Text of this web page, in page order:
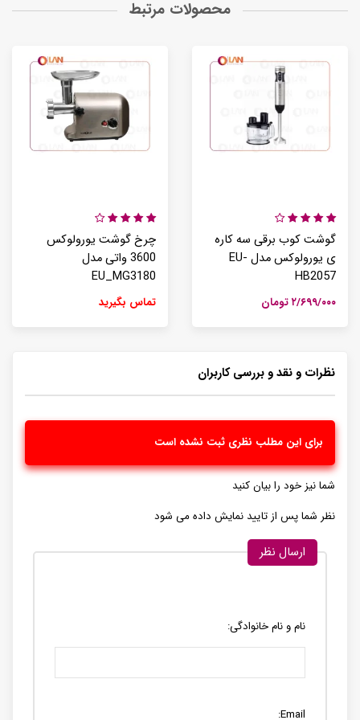
محصولات مرتبط
چرخ گوشت یورولوکس
3600 واتی مدل
EU_MG3180
تماس بگیرید
گوشت کوب برقی سه کاره
ی یورولوکس مدل EU-
HB2057
۲/۶۹۹/۰۰۰ تومان
نظرات و نقد و بررسی کاربران
برای این مطلب نظری ثبت نشده است
شما نیز خود را بیان کنید
نظر شما پس از تایید نمایش داده می شود
ارسال نظر
نام و نام خانوادگی:
Email: